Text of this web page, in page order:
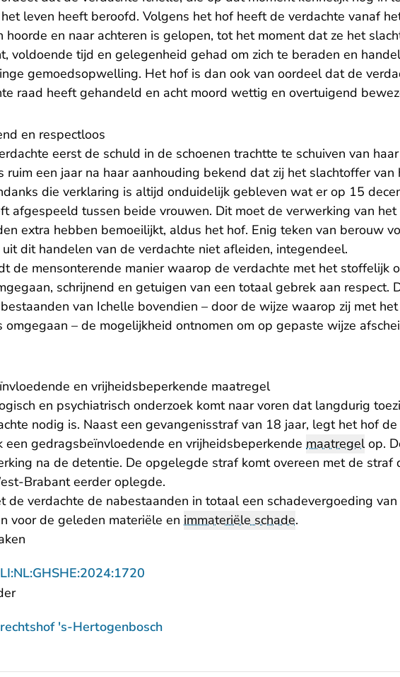
leven heeft beroofd. Volgens het hof heeft de verdachte vanaf
hoorde en naar achteren is gelopen, tot het moment dat ze het
voldoende tijd en gelegenheid gehad om zich te beraden en
gemoedsopwelling. Het hof is dan ook van oordeel dat de
raad heeft gehandeld en acht moord wettig en overtuigend
en respectloos
eerst de schuld in de schoenen trachtte te schuiven van
ruim een jaar na haar aanhouding bekend dat zij het slachtoffer
die verklaring is altijd onduidelijk gebleven wat er op 15
afgespeeld tussen beide vrouwen. Dit moet de verwerking van het
extra hebben bemoeilijkt, aldus het hof. Enig teken van berouw
dit handelen van de verdachte niet afleiden, integendeel.
de mensonterende manier waarop de verdachte met het stoffelijk
schrijnend en getuigen van een totaal gebrek aan respect.
van Ichelle bovendien – door de wijze waarop zij met
omgegaan – de mogelijkheid ontnomen om op gepaste wijze
en vrijheidsbeperkende maatregel
en psychiatrisch onderzoek komt naar voren dat langdurig
nodig is. Naast een gevangenisstraf van 18 jaar, legt het hof
een gedragsbeïnvloedende en vrijheidsbeperkende maatregelop.
na de detentie. De opgelegde straf komt overeen met de straf
Brabant- U verlaat Rechtspraak.nl
eerder oplegde.
de verdachte de nabestaanden in totaal een schadevergoeding
voor de geleden materiële en immateriële schade.
's-Hertogenbosch